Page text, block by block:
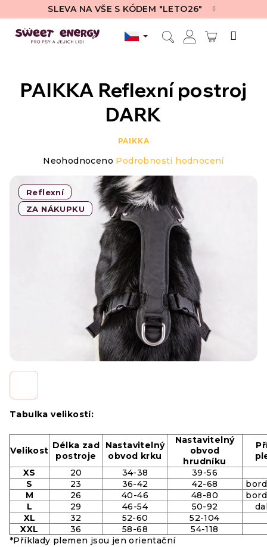
obsah
SLEVA NA VŠE S KÓDEM "LETO26"
Tabulka velikostí:
Velikost Délka zad
postroje
Nastavitelný
obvod krku
Nastavitelný
obvod
hrudníku
XS
20 34-38
39-56
S
23 36-42 42-68
M
26 40-46 48-80
L
29 46-54 50-92
XL
32 52-60
52-104
XXL
36 58-68
54-118
*Příklady plemen jsou jen orientační
PAIKKA Reflexní postroj
DARK
PAIKKA
Průměrné
je
0,0
z
Neohodnoceno Podrobnosti hodnocení
Reflexní
ZA NÁKUPKU